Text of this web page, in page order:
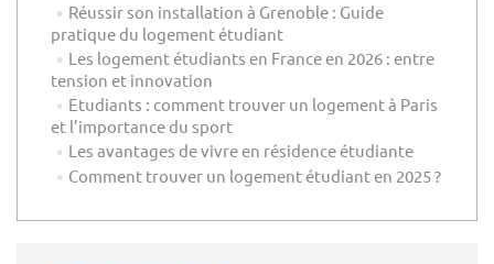
Réussir son installation à Grenoble : Guide
pratique du logement étudiant
Les logement étudiants en France en 2026 : entre
tension et innovation
Etudiants : comment trouver un logement à Paris
et l’importance du sport
Les avantages de vivre en résidence étudiante
Comment trouver un logement étudiant en 2025 ?